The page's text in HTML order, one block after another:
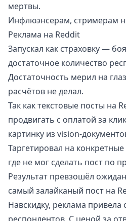
мертвы.
Инфлюэнсерам, стримерам
Реклама на Reddit
Запускал как страховку —
достаточное количество
Достаточность мерил на
расчётов не делал.
Так как текстовые посты на
продвигать с оплатой за
картинку из vision-
Таргетировал на
где не мог сделать пост по
Результат превзошёл
самый залайканый пост на
Навскидку, реклама привела